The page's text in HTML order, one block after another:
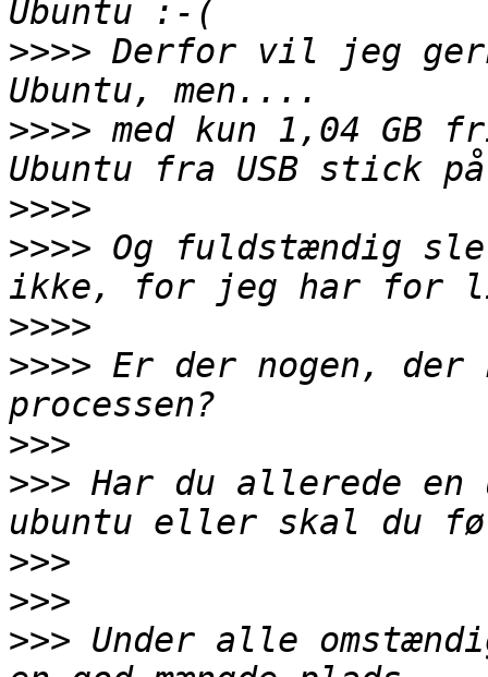
>>>> Derfor vil jeg
>>>> med kun 1,04 GB
>>>>
>>>> Og fuldstændig
>>>>
>>>> Er der nogen, der
>>>
>>> Har du allerede en
>>>
>>>
>>> Under alle